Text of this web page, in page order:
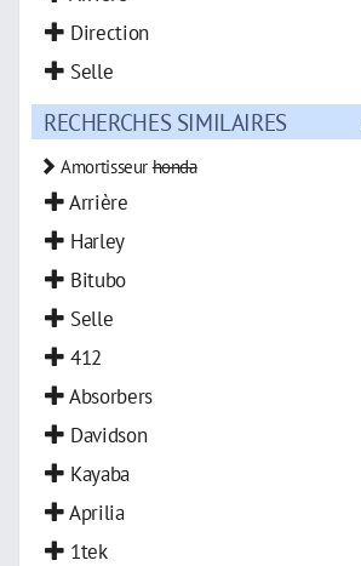
Direction
Selle
RECHERCHES SIMILAIRES
Amortisseurhonda
Arrière
Harley
Bitubo
Selle
412
Absorbers
Davidson
Kayaba
Aprilia
1tek